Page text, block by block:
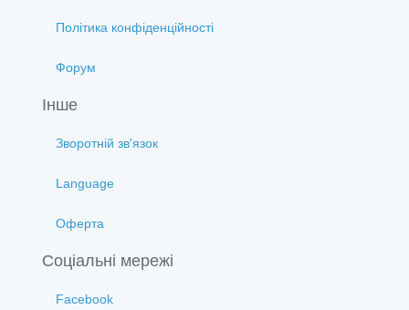
Політика конфіденційності
Форум
Інше
Зворотній зв'язок
Language
Оферта
Соціальні мережі
Facebook